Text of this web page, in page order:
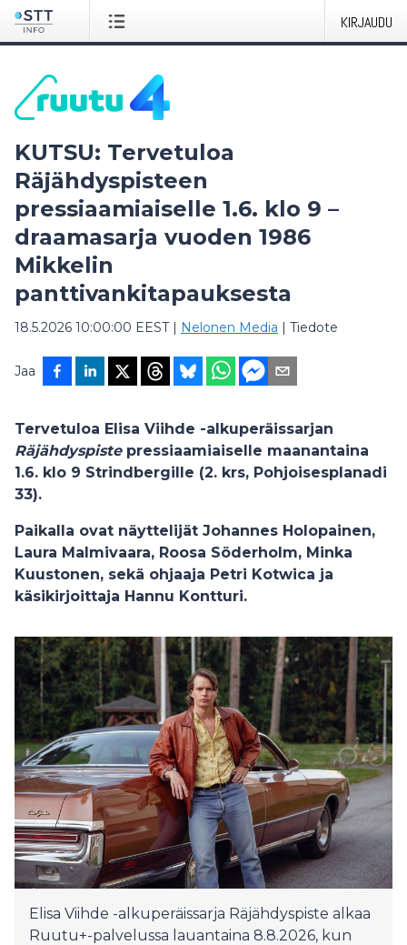
KIRJAUDU
KUTSU: Tervetuloa
Räjähdyspisteen
pressiaamiaiselle 1.6. klo 9 –
draamasarja vuoden 1986
Mikkelin
panttivankitapauksesta
18.5.2026 10:00:00 EEST| Nelonen Media | Tiedote
Jaa
Tervetuloa Elisa Viihde -alkuperäissarjan
Räjähdyspistepressiaamiaiselle maanantaina
1.6. klo 9 Strindbergille (2. krs, Pohjoisesplanadi
33).
Paikalla ovat näyttelijät Johannes Holopainen,
Laura Malmivaara, Roosa Söderholm, Minka
Kuustonen, sekä ohjaaja Petri Kotwica ja
käsikirjoittaja Hannu Kontturi.
Elisa Viihde -alkuperäissarja Räjähdyspiste alkaa
Ruutu+-palvelussa lauantaina 8.8.2026, kun